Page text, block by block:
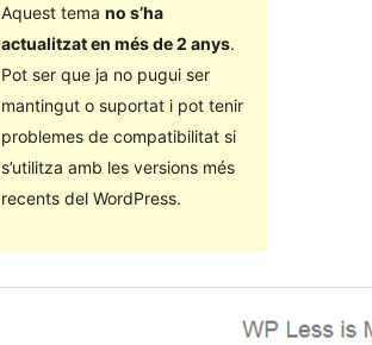
Aquest tema no s’ha
actualitzat en més de 2 anys.
Pot ser que ja no pugui ser
mantingut o suportat i pot tenir
problemes de compatibilitat si
s’utilitza amb les versions més
recents del WordPress.